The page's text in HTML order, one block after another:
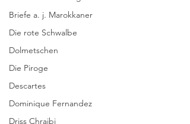
Briefe a. j. Marokkaner
Die rote Schwalbe
Dolmetschen
Die Piroge
Descartes
Dominique Fernandez
Driss Chraibi